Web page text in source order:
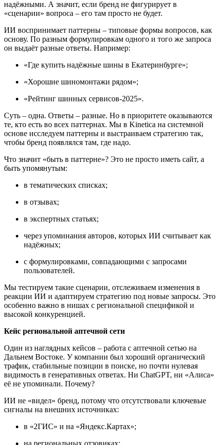
надёжными. А значит, если бренд не фигурирует в
«сценарии» вопроса – его там просто не будет.
ИИ воспринимает паттерны – типовые формы вопросов, как
основу. По разным формулировкам одного и того же запроса
он выдаёт разные ответы. Например:
«Где купить надёжные шины в Екатеринбурге»;
«Хорошие шиномонтажи рядом»;
«Рейтинг шинных сервисов-2025».
Суть – одна. Ответы – разные. Но в приоритете оказываются
те, кто есть во всех паттернах. Мы в Kinetica на системной
основе исследуем паттерны и выстраиваем стратегию так,
чтобы бренд появлялся там, где надо.
Что значит «быть в паттерне»? Это не просто иметь сайт, а
быть упомянутым:
в тематических списках;
в отзывах;
в экспертных статьях;
через упоминания авторов, которых ИИ считывает как
надёжных;
с формулировками, совпадающими с запросами
пользователей.
Мы тестируем такие сценарии, отслеживаем изменения в
реакции ИИ и адаптируем стратегию под новые запросы. Это
особенно важно в нишах с региональной спецификой и
высокой конкуренцией.
Кейс региональной аптечной сети
Один из наглядных кейсов – работа с аптечной сетью на
Дальнем Востоке. У компании был хороший органический
трафик, стабильные позиции в поиске, но почти нулевая
видимость в генеративных ответах. Ни ChatGPT, ни «Алиса»
её не упоминали. Почему?
ИИ не «видел» бренд, потому что отсутствовали ключевые
сигналы на внешних источниках:
в «2ГИС» и на «Яндекс.Картах»;
на региональных отзовиках;